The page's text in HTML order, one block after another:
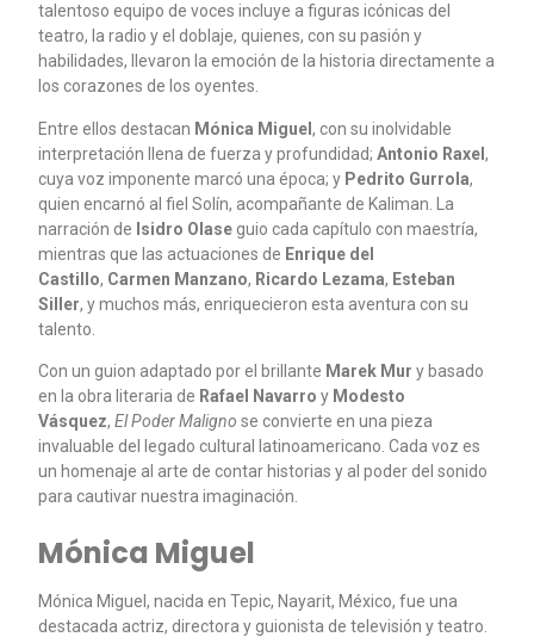
talentoso equipo de voces incluye a figuras icónicas del
teatro, la radio y el doblaje, quienes, con su pasión y
habilidades, llevaron la emoción de la historia directamente a
los corazones de los oyentes.
Entre ellos destacan Mónica Miguel, con su inolvidable
interpretación llena de fuerza y profundidad;Antonio Raxel,
cuya voz imponente marcó una época; y Pedrito Gurrola,
quien encarnó al fiel Solín, acompañante de Kaliman. La
narración de Isidro Olase guio cada capítulo con maestría,
mientras que las actuaciones de Enrique del
Castillo, Carmen Manzano, Ricardo Lezama, Esteban
Siller, y muchos más, enriquecieron esta aventura con su
talento.
Con un guion adaptado por el brillante Marek Mur y basado
en la obra literaria de Rafael Navarro y Modesto
Vásquez,El Poder Maligno se convierte en una pieza
invaluable del legado cultural latinoamericano. Cada voz es
un homenaje al arte de contar historias y al poder del sonido
para cautivar nuestra imaginación.
Mónica Miguel
Mónica Miguel, nacida en Tepic, Nayarit, México, fue una
destacada actriz, directora y guionista de televisión y teatro.